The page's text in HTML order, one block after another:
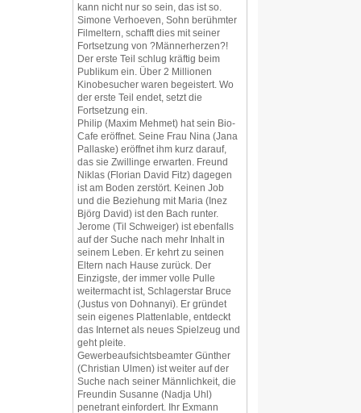
kann nicht nur so sein, das ist so.
Simone Verhoeven, Sohn berühmter
Filmeltern, schafft dies mit seiner
Fortsetzung von ?Männerherzen?!
Der erste Teil schlug kräftig beim
Publikum ein. Über 2 Millionen
Kinobesucher waren begeistert. Wo
der erste Teil endet, setzt die
Fortsetzung ein.
Philip (Maxim Mehmet) hat sein Bio-
Cafe eröffnet. Seine Frau Nina (Jana
Pallaske) eröffnet ihm kurz darauf,
das sie Zwillinge erwarten. Freund
Niklas (Florian David Fitz) dagegen
ist am Boden zerstört. Keinen Job
und die Beziehung mit Maria (Inez
Björg David) ist den Bach runter.
Jerome (Til Schweiger) ist ebenfalls
auf der Suche nach mehr Inhalt in
seinem Leben. Er kehrt zu seinen
Eltern nach Hause zurück. Der
Einzigste, der immer volle Pulle
weitermacht ist, Schlagerstar Bruce
(Justus von Dohnanyi). Er gründet
sein eigenes Plattenlable, entdeckt
das Internet als neues Spielzeug und
geht pleite.
Gewerbeaufsichtsbeamter Günther
(Christian Ulmen) ist weiter auf der
Suche nach seiner Männlichkeit, die
Freundin Susanne (Nadja Uhl)
penetrant einfordert. Ihr Exmann